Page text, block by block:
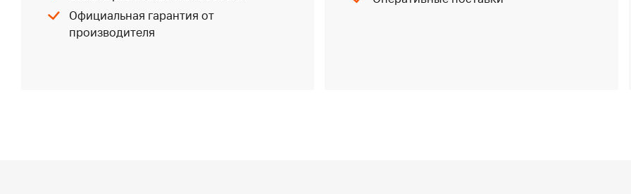
Официальная гарантия от
производителя